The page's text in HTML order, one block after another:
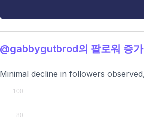
@gabbygutbrod의 팔로워 증가
Minimal decline in followers